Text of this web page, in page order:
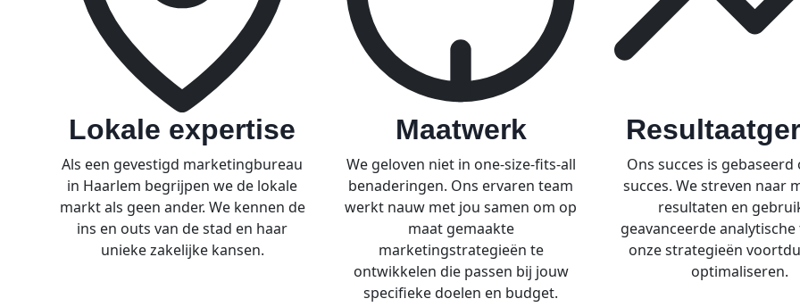
Lokale expertise
Als een gevestigd marketingbureau
in Haarlem begrijpen we de lokale
markt als geen ander. We kennen de
ins en outs van de stad en haar
unieke zakelijke kansen.
Maatwerk
We geloven niet in one-size-fits-all
benaderingen. Ons ervaren team
werkt nauw met jou samen om op
maat gemaakte
marketingstrategieën te
ontwikkelen die passen bij jouw
specifieke doelen en budget.
Ons succes is
succes. We streven naar
resultaten en
geavanceerde
onze strategieën
optimaliseren.